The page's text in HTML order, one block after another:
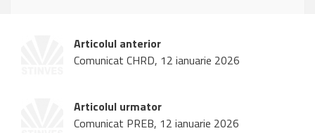
Articolul anterior
Comunicat CHRD, 12 ianuarie 2026
Articolul urmator
Comunicat PREB, 12 ianuarie 2026